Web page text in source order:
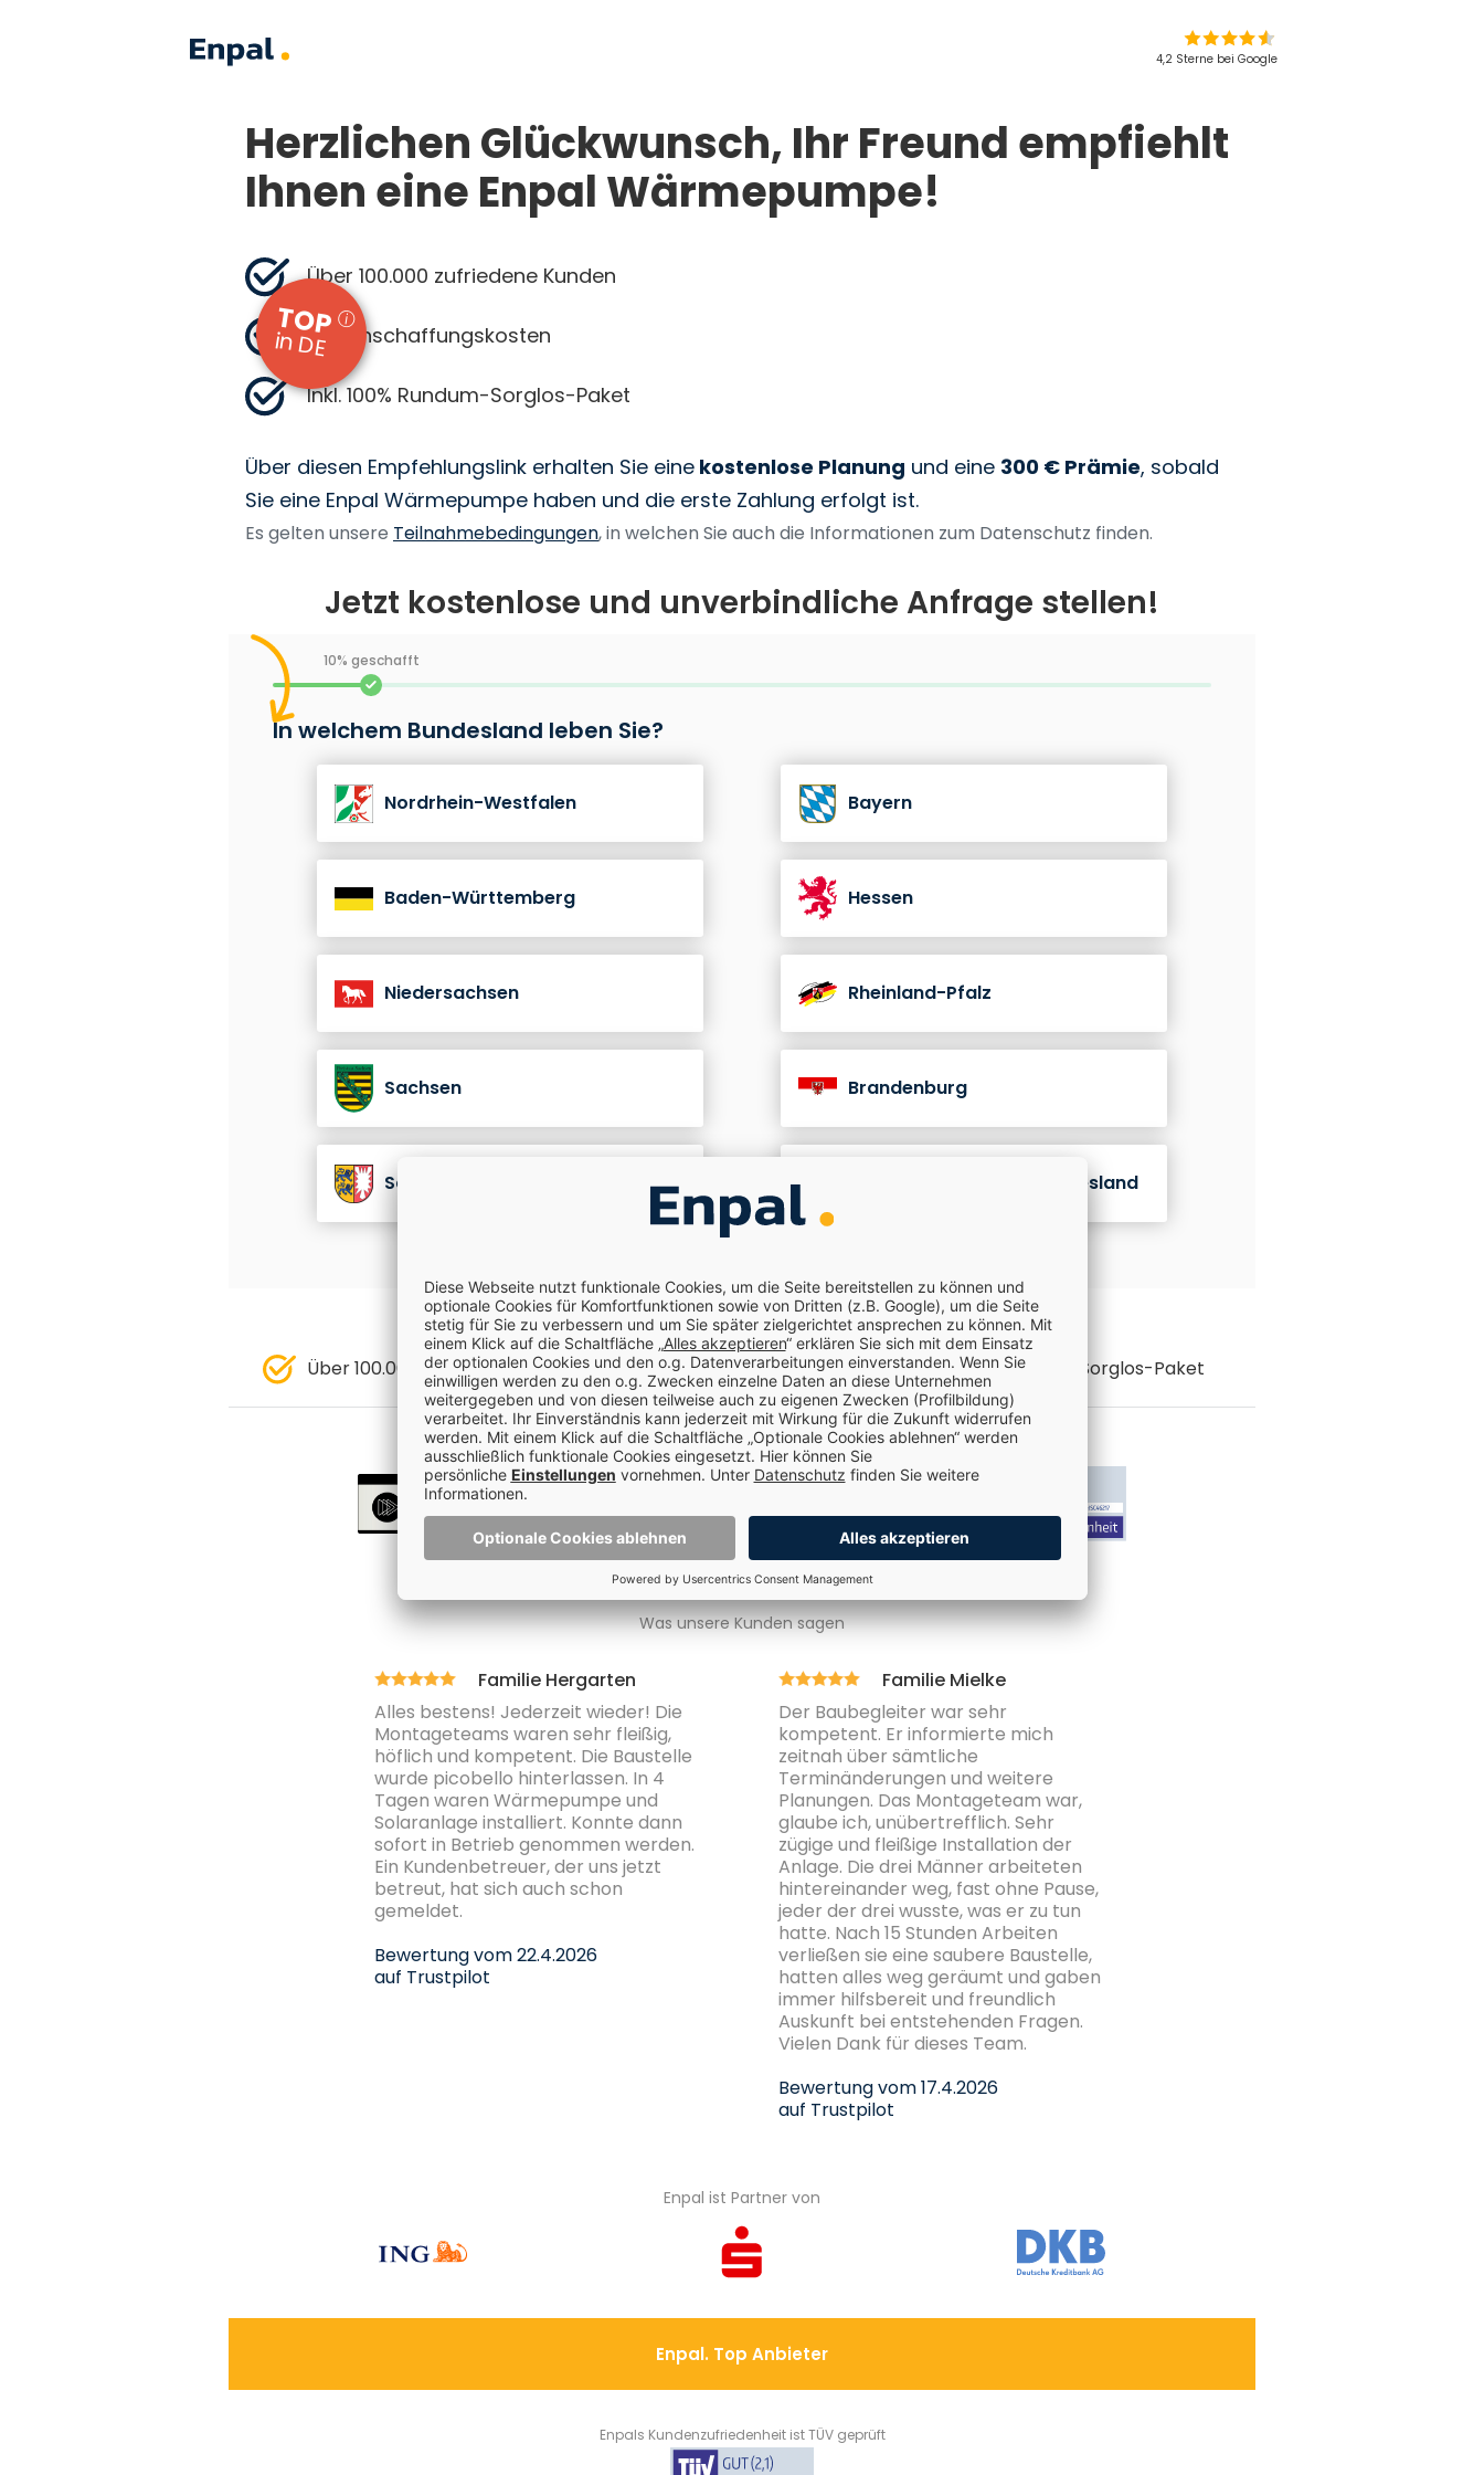
4,2 Sterne bei Google
Herzlichen Glückwunsch, Ihr Freund empfiehlt
Ihnen eine Enpal Wärmepumpe!
Über 100.000 zufriedene Kunden
0 € Anschaffungskosten
Inkl. 100% Rundum-Sorglos-Paket
TOP
in DE
ⓘ
Über diesen Empfehlungslink erhalten Sie eine kostenlose Planung und eine 300 € Prämie, sobald
Sie eine Enpal Wärmepumpe haben und die erste Zahlung erfolgt ist.
Es gelten unsere Teilnahmebedingungen, in welchen Sie auch die Informationen zum Datenschutz finden.
Jetzt kostenlose und unverbindliche Anfrage stellen!
10% geschafft
In welchem Bundesland leben Sie?
Nordrhein-Westfalen Bayern
Baden-Württemberg Hessen
Niedersachsen Rheinland-Pfalz
Sachsen Brandenburg
Schleswig-Holstein Ich lebe in einem anderen Bundesland
Über 100.000 zufriedene Kunden 0 € Anfangsinvestition 100 % Rundum-Sorglos-Paket
Geprüfte Kundenzufriendenheit (TÜV)
Für weitere Infos klicken Sie direkt auf die Auszeichnung oder hier
Was unsere Kunden sagen
Familie Hergarten
Alles bestens! Jederzeit wieder! Die
Montageteams waren sehr fleißig,
höflich und kompetent. Die Baustelle
wurde picobello hinterlassen. In 4
Tagen waren Wärmepumpe und
Solaranlage installiert. Konnte dann
sofort in Betrieb genommen werden.
Ein Kundenbetreuer, der uns jetzt
betreut, hat sich auch schon
gemeldet.
Bewertung vom22.4.2026
auf Trustpilot
Familie Mielke
Der Baubegleiter war sehr
kompetent. Er informierte mich
zeitnah über sämtliche
Terminänderungen und weitere
Planungen. Das Montageteam war,
glaube ich, unübertrefflich. Sehr
zügige und fleißige Installation der
Anlage. Die drei Männer arbeiteten
hintereinander weg, fast ohne Pause,
jeder der drei wusste, was er zu tun
hatte. Nach 15 Stunden Arbeiten
verließen sie eine saubere Baustelle,
hatten alles weg geräumt und gaben
immer hilfsbereit und freundlich
Auskunft bei entstehenden Fragen.
Vielen Dank für dieses Team.
Bewertung vom17.4.2026
auf Trustpilot
Enpal ist Partner von
Enpal. Top Anbieter
Enpals Kundenzufriedenheit ist TÜV geprüft